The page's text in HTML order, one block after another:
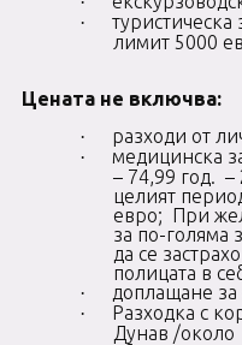
·
туристическа
лимит 5000
Цената не включва:
· разходи от
·
медицинска
– 74,99 год. –
целият
евро; При
за по-голяма
да се
полицата в
· доплащане за
·
Разходка с
Дунав /около